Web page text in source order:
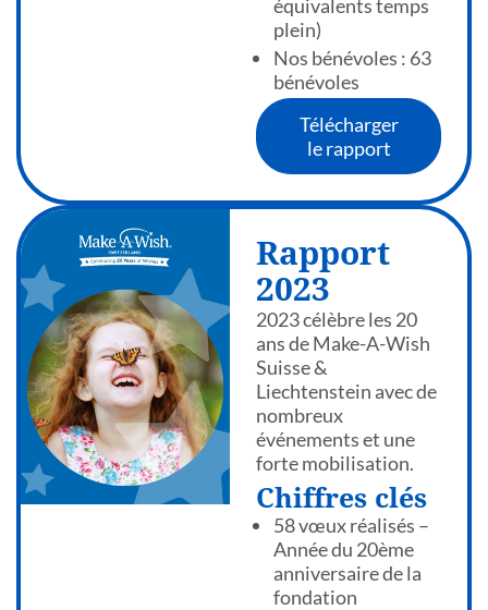
équivalents temps
plein)
Nos bénévoles : 63
bénévoles
Télécharger
le rapport
Rapport
2023
2023 célèbre les 20
ans de Make-A-Wish
Suisse &
Liechtenstein avec de
nombreux
événements et une
forte mobilisation.
Chiffres clés
58 vœux réalisés –
Année du 20ème
anniversaire de la
fondation